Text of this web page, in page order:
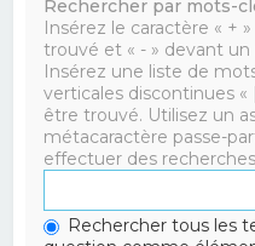
Rechercher par mots-
Insérez le caractère « +
trouvé et « - » devant
Insérez une liste de
verticales discontinues
être trouvé. Utilisez un
métacaractère passe-
effectuer des
Rechercher tous les